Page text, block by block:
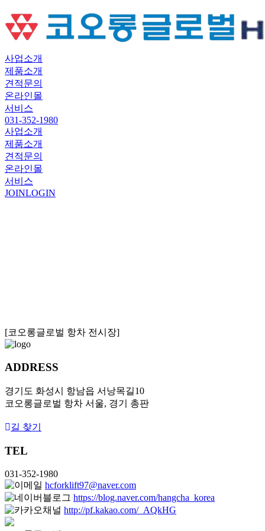
사업소개
제품소개
견적문의
온라인몰
서비스
031-352-1980
사업소개
제품소개
견적문의
온라인몰
서비스
JOINLOGIN
[코오롱글로벌 항차 전시장]
ADDRESS
경기도 화성시 항남읍 서낭목길10
코오롱글로벌 항차 서울, 경기 총판
길 찾기
TEL
031-352-1980
hcforklift97@naver.com
https://blog.naver.com/hangcha_korea
http://pf.kakao.com/_AQkHG